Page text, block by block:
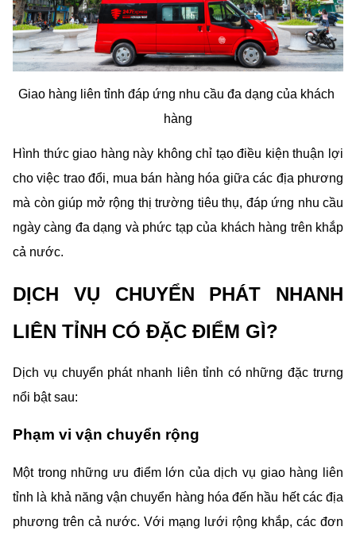
Giao hàng liên tỉnh đáp ứng nhu cầu đa dạng của khách
hàng
Hình thức giao hàng này không chỉ tạo điều kiện thuận lợi
cho việc trao đổi, mua bán hàng hóa giữa các địa phương
mà còn giúp mở rộng thị trường tiêu thụ, đáp ứng nhu cầu
ngày càng đa dạng và phức tạp của khách hàng trên khắp
cả nước.
DỊCH VỤ CHUYỂN PHÁT NHANH
LIÊN TỈNH CÓ ĐẶC ĐIỂM GÌ?
Dịch vụ chuyển phát nhanh liên tỉnh có những đặc trưng
nổi bật sau:
Phạm vi vận chuyển rộng
Một trong những ưu điểm lớn của dịch vụ giao hàng liên
tỉnh là khả năng vận chuyển hàng hóa đến hầu hết các địa
phương trên cả nước. Với mạng lưới rộng khắp, các đơn